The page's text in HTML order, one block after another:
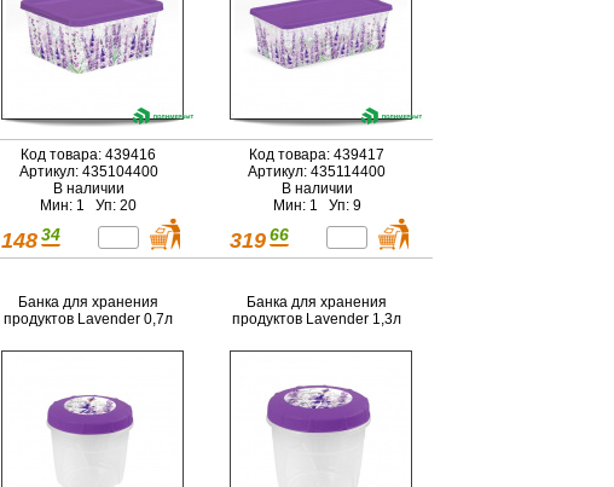
Код товара: 439416
Артикул: 435104400
В наличии
Мин: 1 Уп: 20
148 34
Код товара: 439417
Артикул: 435114400
В наличии
Мин: 1 Уп: 9
319 66
Банка для хранения
продуктов Lavender 0,7л
Банка для хранения
продуктов Lavender 1,3л